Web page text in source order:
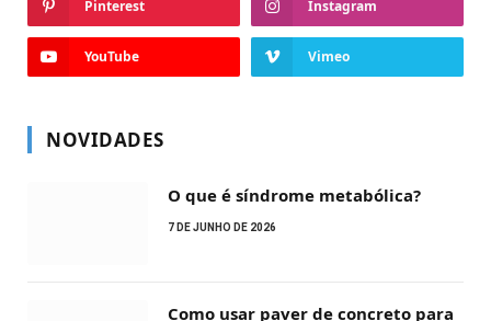
Pinterest Instagram
YouTube Vimeo
NOVIDADES
O que é síndrome metabólica?
7 DE JUNHO DE 2026
Como usar paver de concreto para